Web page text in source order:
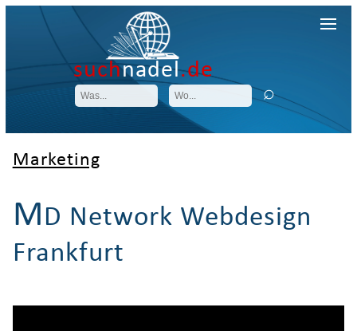
suchnadel.de
Marketing
M D Network Webdesign
Frankfurt